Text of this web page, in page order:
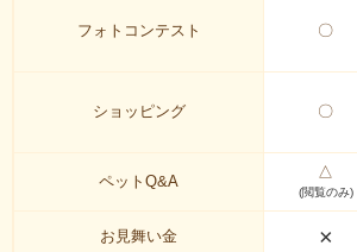
フォトコンテスト 〇
ショッピング 〇
ペットQ&A
△
(閲覧のみ)
お見舞い金 ×